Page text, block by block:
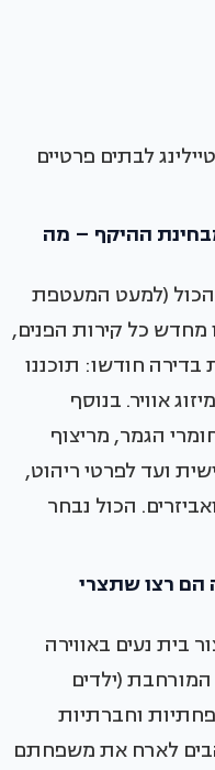
לבתים פרטיים
ההיקף – מה
הכול (למעט המעטפת
מחדש כל קירות הפנים,
חודשו: תוכננו
אוויר. בנוסף
הגמר, מריצוף
ועד לפרטי ריהוט,
הכול נבחר
הם רצו שתצרי
בית נעים באווירה
(ילדים
וחברתיות
לארח את משפחתם